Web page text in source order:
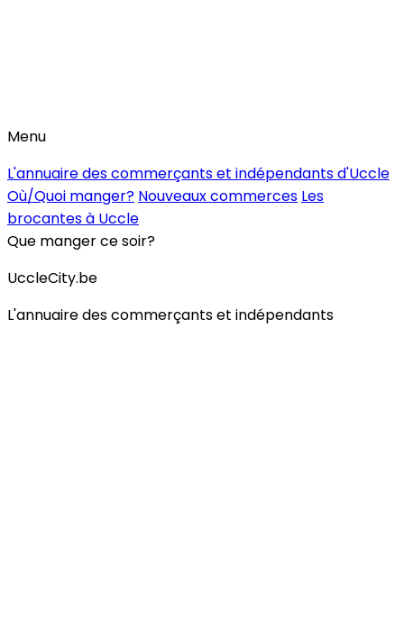
Menu
L'annuaire des commerçants et indépendants d'Uccle
Où/Quoi manger? Nouveaux commerces Les
brocantes à Uccle
Que manger ce soir?
UccleCity.be
L'annuaire des commerçants et indépendants